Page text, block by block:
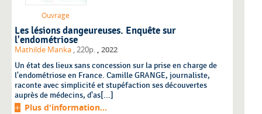
Ouvrage
Les lésions dangeureuses. Enquête sur
l'endométriose
Mathilde Manka , 220p. , 2022
Un état des lieux sans concession sur la prise en charge de
l'endométriose en France. Camille GRANGE, journaliste,
raconte avec simplicité et stupéfaction ses découvertes
auprès de médecins, d'as[...]
Plus d'information...